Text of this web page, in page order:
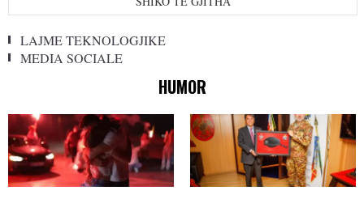
LAJME TEKNOLOGJIKE
MEDIA SOCIALE
HUMOR